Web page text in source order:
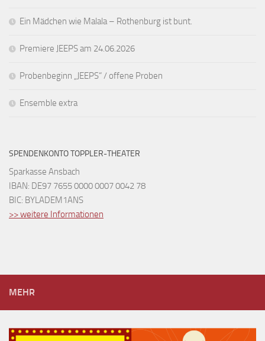
Ein Mädchen wie Malala – Rothenburg ist bunt.
Premiere JEEPS am 24.06.2026
Probenbeginn „JEEPS“ / offene Proben
Ensemble extra
SPENDENKONTO TOPPLER-THEATER
Sparkasse Ansbach
IBAN: DE97 7655 0000 0007 0042 78
BIC: BYLADEM1ANS
>> weitere Informationen
MEHR